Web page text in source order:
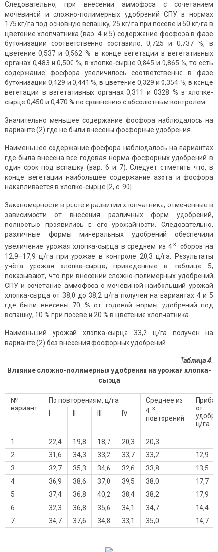
Следовательно, при внесении аммофоса с сочетанием
мочевиной и сложно-полимерных удобрений СПУ в нормах
175 кг/га под основную вспашку, 25 кг/га при посеве и 50 кг/га в
цветение хлопчатника (вар. 4 и 5) содержание фосфора в фазе
бутонизации соответственно составило, 0,725 и 0,737 %, в
цветение 0,537 и 0,562 %, в конце вегетации в вегетативных
органах 0,483 и 0,500 %, в хлопке-сырце 0,845 и 0,865 %, то есть
содержание фосфора увеличилось соответственно в фазе
бутонизации 0,429 и 0,441 %, в цветение 0,329 и 0,354 %, в конце
вегетации в вегетативных органах 0,311 и 0328 % в хлопке-
сырце 0,450 и 0,470 % по сравнению с абсолютным контролем.
Значительно меньшее содержание фосфора наблюдалось на
варианте (2) где не были внесены фосфорные удобрения.
Наименьшее содержание фосфора наблюдалось на вариантах
где была внесена все годовая норма фосфорных удобрений в
один срок под вспашку (вар. 6 и 7). Следует отметить что, в
конце вегетации наибольшее содержание азота и фосфора
накапливается в хлопке-сырце [2, с. 90].
Закономерности в росте и развитии хлопчатника, отмеченные в
зависимости от внесения различных форм удобрений,
полностью проявились в его урожайности. Следовательно,
различные формы минеральных удобрений обеспечили
увеличение урожая хлопка-сырца в среднем из 4х сборов на
12,9–17,9 ц/га при урожае в контроле 20,3 ц/га. Результаты
учёта урожая хлопка-сырца, приведенные в таблице 5,
показывают, что при внесении сложно-полимерных удобрений
СПУ и сочетание аммофоса с мочевиной наибольший урожай
хлопка-сырца от 38,0 до 38,2 ц/га получен на вариантах 4 и 5
где были внесены 70 % от годовой нормы удобрений под
вспашку, 10 % при посеве и 20 % в цветение хлопчатника.
Наименьший урожай хлопка-сырца 33,2 ц/га получен на
варианте (2) без внесения фосфорных удобрений.
Таблица 4.
Влияние сложно-полимерных удобрений на урожай хлопка-
сырца
№
вариант
По повторениям, ц/га
Среднее из
4 х
повторений
от
ц/га
IV
1 22,4 19,8 18,7 20,3
20,3
2
31,6 34,3 33,2 33,7 33,2
12,9
3
32,7 35,3 34,6 32,6 33,8
13,5
4
36,9 38,6 37,0 39,5 38,0
17,7
5
37,4 36,8 40,2 38,4 38,2
17,9
6
32,3 36,8 35,6 34,1 34,7
14,4
7
34,7 37,6 34,8 33,1 35,0 14,7